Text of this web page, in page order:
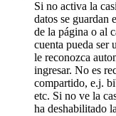
Si no activa la
datos se guardan
de la página o al
cuenta pueda ser
le reconozca
ingresar. No es
compartido, e.j.
etc. Si no ve la
ha deshabilitado